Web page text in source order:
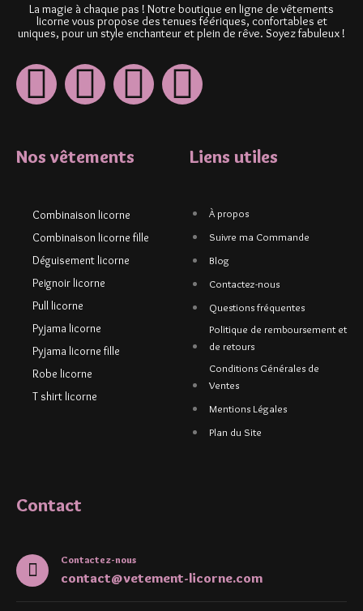
La magie à chaque pas ! Notre boutique en ligne de vêtements
licorne vous propose des tenues féériques, confortables et
uniques, pour un style enchanteur et plein de rêve. Soyez fabuleux !
Nos vêtements
Combinaison licorne
Combinaison licorne fille
Déguisement licorne
Peignoir licorne
Pull licorne
Pyjama licorne
Pyjama licorne fille
Robe licorne
T shirt licorne
Liens utiles
À propos
Suivre ma Commande
Blog
Contactez-nous
Questions fréquentes
Politique de remboursement et
de retours
Conditions Générales de
Ventes
Mentions Légales
Plan du Site
Contact
Contactez-nous
contact@vetement-licorne.com